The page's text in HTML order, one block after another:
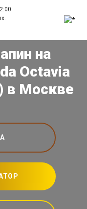
на
Octavia
в Москве